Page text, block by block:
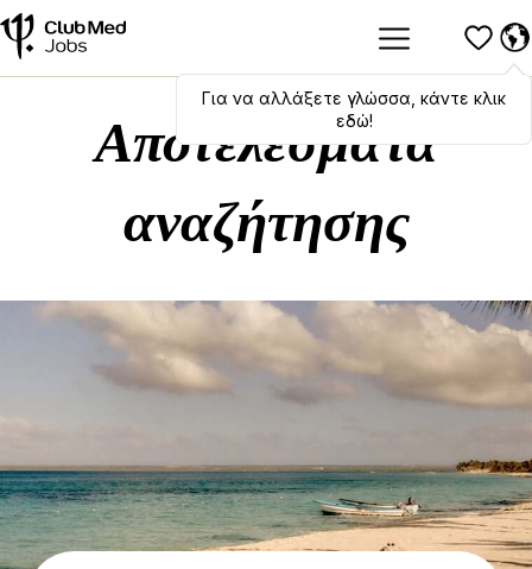
Hola,bonjour ,ciao! To switch
languages, click here!
Για να αλλάξετε γλώσσα, κάντε κλικ
εδώ!
Αποτελέσματα
αναζήτησης